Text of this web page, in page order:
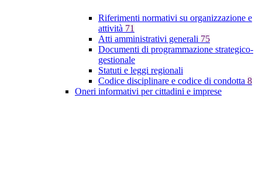
Riferimenti normativi su organizzazione e
attività 71
Atti amministrativi generali 75
Documenti di programmazione strategico-
gestionale
Statuti e leggi regionali
Codice disciplinare e codice di condotta 8
Oneri informativi per cittadini e imprese